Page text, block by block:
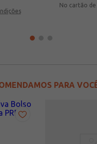
No cartão
PARA